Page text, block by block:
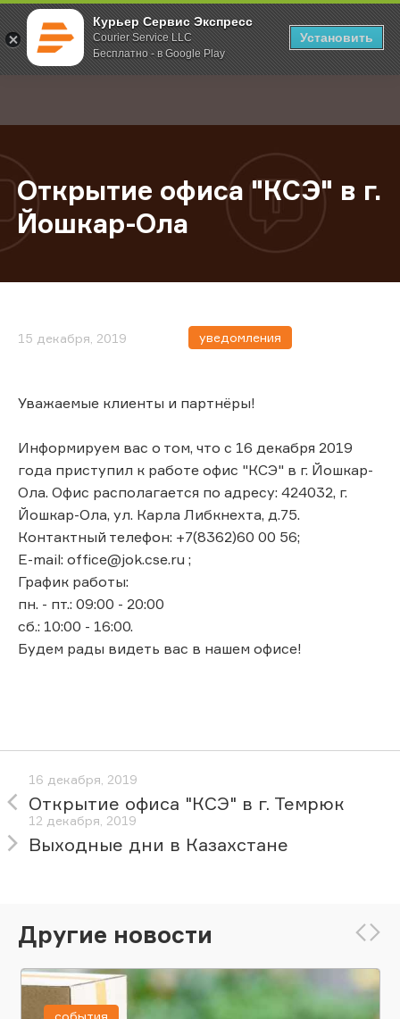
Курьер Сервис Экспресс
Courier Service LLC
Бесплатно - в Google Play
Установить
; Главная О компании Новости Открытие офиса "КСЭ" в г.
Открытие офиса "КСЭ" в г.
Йошкар-Ола
15 декабря, 2019 уведомления
Уважаемые клиенты и партнёры!
Информируем вас о том, что с 16 декабря 2019
года приступил к работе офис "КСЭ" в г. Йошкар-
Ола. Офис располагается по адресу: 424032, г.
Йошкар-Ола, ул. Карла Либкнехта, д.75.
Контактный телефон: +7(8362)60 00 56;
E-mail: office@jok.cse.ru ;
График работы:
пн. - пт.: 09:00 - 20:00
сб.: 10:00 - 16:00.
Будем рады видеть вас в нашем офисе!
16 декабря, 2019
Открытие офиса "КСЭ" в г. Темрюк
12 декабря, 2019
Выходные дни в Казахстане
Другие новости